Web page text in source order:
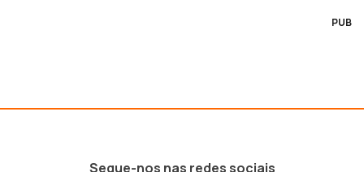
PUB
Segue-nos nas redes sociais